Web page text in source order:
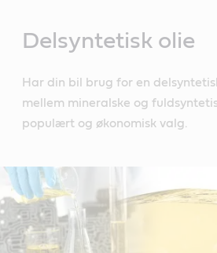
Delsyntetisk olie
Har din bil brug for en
mellem mineralske og
populært og økonomisk valg.